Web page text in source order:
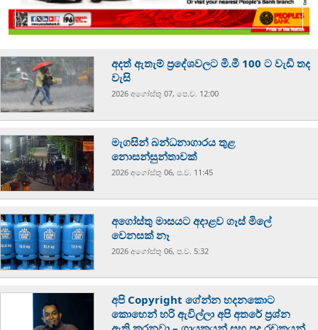
අදත් ඇතැම් ප්‍රදේශවලට මි.මී 100 ට වැඩි තද
වැසි
2026 අගෝස්‍තු 07, පෙ.ව. 12:00
මැගසින් බන්ධනාගාරය තුළ
නොසන්සුන්තාවක්
2026 අගෝස්‍තු 06, ප.ව. 11:45
අගෝස්තු මාසයට අදාළව ගෑස් මිලේ
වෙනසක් නෑ
2026 අගෝස්‍තු 06, ප.ව. 5:32
අපි Copyright ගේන්න හදනකොට
කොහෙන් හරි ඇවිල්ලා අපි අතරේ ප්‍රශ්න